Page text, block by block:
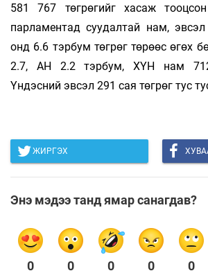
581 767 төгрөгийг хасаж
парламентад суудалтай нам,
онд 6.6 тэрбум төгрөг төрөөс өгөх
2.7, АН 2.2 тэрбум, ХҮН нам
Үндэсний эвсэл 291 сая төгрөг тус
ЖИРГЭХ
Энэ мэдээ танд ямар санагдав?
0 0 0 0 0